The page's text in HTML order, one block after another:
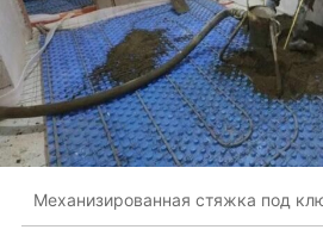
Механизированная стяжка под